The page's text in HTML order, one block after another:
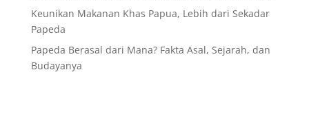
Keunikan Makanan Khas Papua, Lebih dari Sekadar
Papeda
Papeda Berasal dari Mana? Fakta Asal, Sejarah, dan
Budayanya